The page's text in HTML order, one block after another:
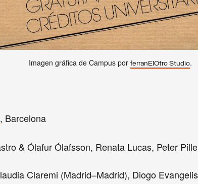
Imagen gráfica de Campus por ferranElOtro Studio.
, Barcelona
& Ólafur Ólafsson, Renata Lucas, Peter
Claremi (Madrid–Madrid), Diogo